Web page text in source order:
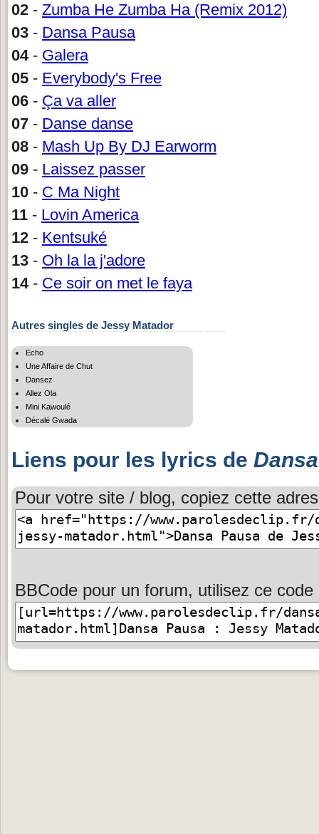
02 - Zumba He Zumba Ha (Remix 2012)
03 - Dansa Pausa
04- Galera
05 - Everybody's Free
06 - Ça va aller
07 - Danse danse
08 - Mash Up By DJ Earworm
09 - Laissez passer
10 - C Ma Night
11 - Lovin America
12 - Kentsuké
13 - Oh la la j'adore
14- Ce soir on met le faya
Autres singles de Jessy Matador
Echo
Une Affaire de Chut
Dansez
Allez Ola
Mini Kawoulé
Décalé Gwada
Liens pour les lyrics de
Pour votre site / blog, copiez cette
BBCode pour un forum, utilisez ce code